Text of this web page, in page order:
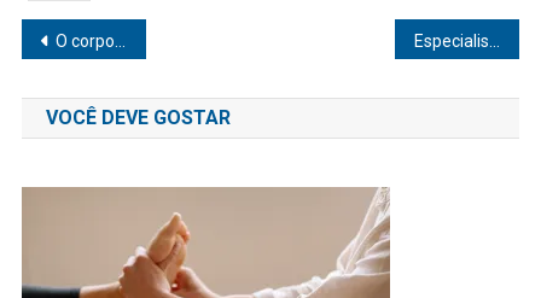
Navegação
de
Post
O corpo fala, fique atento aos alertas que ele envia
VOCÊ DEVE GOSTAR